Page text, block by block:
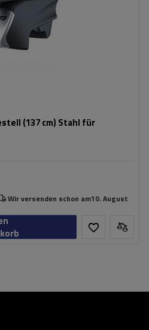
(137 cm) Stahl für
Wir versenden schon am10. August